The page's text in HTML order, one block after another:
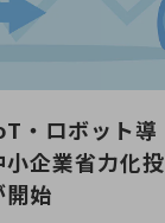
・ロボット導
企業省力化投
開始